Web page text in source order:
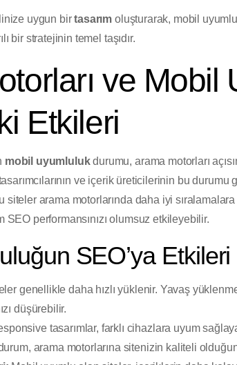
uygun birtasarım oluşturarak, mobil
bir stratejinin temel taşıdır.
ve Mobil
Etkileri
mobil uyumlulukdurumu, arama motorları
ve içerik üreticilerinin bu
arama motorlarında daha iyi sıralamalara
SEO performansınızı olumsuz etkileyebilir.
SEO’ya Etkileri
genellikle daha hızlı yüklenir. Yavaş
düşürebilir.
tasarımlar, farklı cihazlara uyum
arama motorlarına sitenizin kaliteli